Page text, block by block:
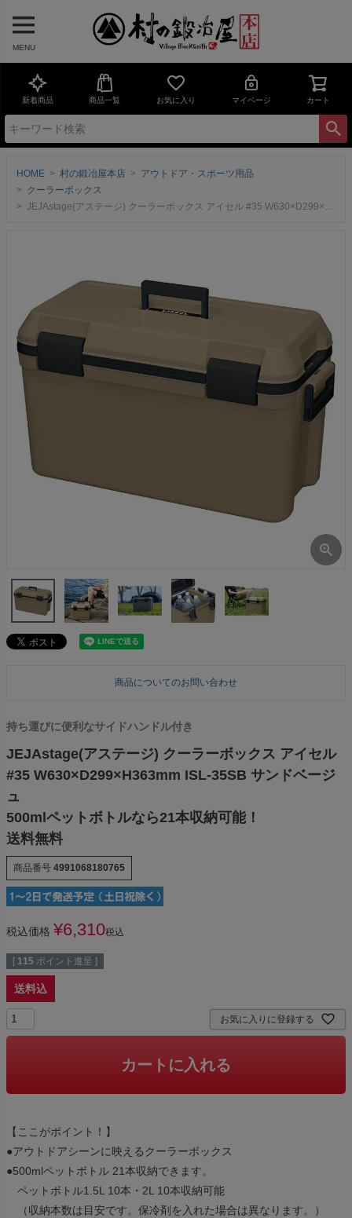
MENU
新着商品 商品一覧 お気に入り マイページ カート
HOME 村の鍛冶屋本店
アウトドア・スポーツ用品
クーラーボックス
JEJAstage(アステージ) クーラーボックス アイセル #35 W630×D299×H363mm ISL-35SB サンドベージュ500mlペットボトルなら21本収納可能！送料無料
商品についてのお問い合わせ
持ち運びに便利なサイドハンドル付き
JEJAstage(アステージ) クーラーボックス アイセル
#35 W630×D299×H363mm ISL-35SB サンドベージ
ュ
500mlペットボトルなら21本収納可能！
送料無料
商品番号 4991068180765
税込価格 ¥6,310税込
[ 115 ポイント進呈 ]
送料込
お気に入りに登録する
カートに入れる
【ここがポイント！】
●アウトドアシーンに映えるクーラーボックス
●500mlペットボトル 21本収納できます。
ペットボトル1.5L 10本・2L 10本収納可能
（収納本数は目安です。保冷剤を入れた場合は異なります。）